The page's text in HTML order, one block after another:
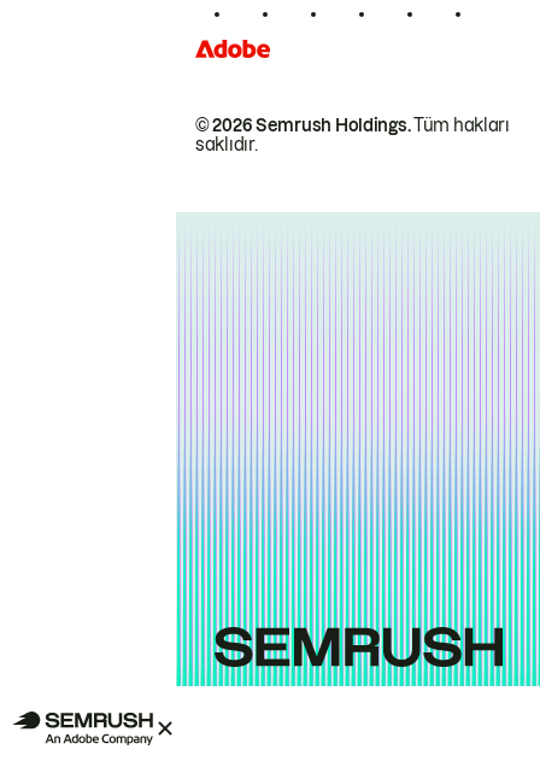
© 2026 Semrush Holdings.Tüm hakları
saklıdır.